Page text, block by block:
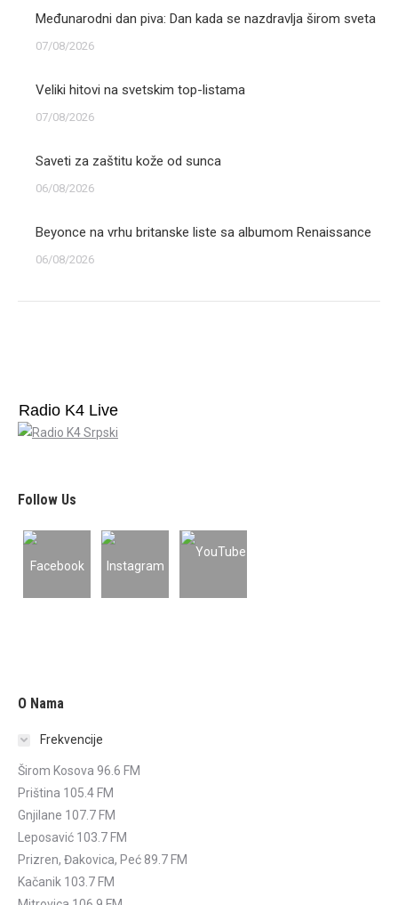
Međunarodni dan piva: Dan kada se nazdravlja širom sveta
07/08/2026
Veliki hitovi na svetskim top-listama
07/08/2026
Saveti za zaštitu kože od sunca
06/08/2026
Beyonce na vrhu britanske liste sa albumom Renaissance
06/08/2026
Radio K4 Live
Follow Us
O Nama
Frekvencije
Širom Kosova 96.6 FM
Priština 105.4 FM
Gnjilane 107.7 FM
Leposavić 103.7 FM
Prizren, Đakovica, Peć 89.7 FM
Kačanik 103.7 FM